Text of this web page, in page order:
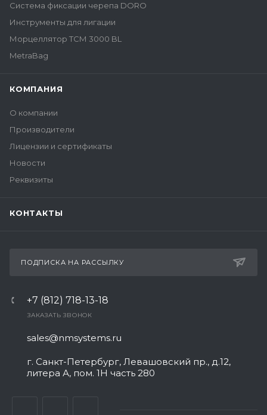
Система фиксации черепа DORO
Инструменты для лигации
Морцеллятор ТСМ 3000 BL
MetraBag
КОМПАНИЯ
О компании
Производители
Лицензии и сертификаты
Новости
Реквизиты
КОНТАКТЫ
ПОДПИСКА НА РАССЫЛКУ
+7 (812) 718-13-18
ЗАКАЗАТЬ ЗВОНОК
sales@nmsystems.ru
г. Санкт-Петербург, Левашовский пр., д.12,
литера А, пом. 1Н часть 280